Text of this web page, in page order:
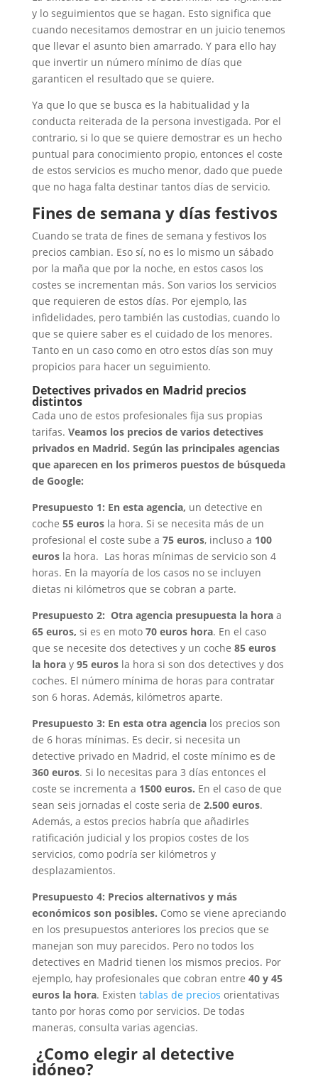
y lo seguimientos que se hagan. Esto significa que
cuando necesitamos demostrar en un juicio tenemos
que llevar el asunto bien amarrado. Y para ello hay
que invertir un número mínimo de días que
garanticen el resultado que se quiere.
Ya que lo que se busca es la habitualidad y la
conducta reiterada de la persona investigada. Por el
contrario, si lo que se quiere demostrar es un hecho
puntual para conocimiento propio, entonces el coste
de estos servicios es mucho menor, dado que puede
que no haga falta destinar tantos días de servicio.
Fines de semana y días festivos
Cuando se trata de fines de semana y festivos los
precios cambian. Eso sí, no es lo mismo un sábado
por la maña que por la noche, en estos casos los
costes se incrementan más. Son varios los servicios
que requieren de estos días. Por ejemplo, las
infidelidades, pero también las custodias, cuando lo
que se quiere saber es el cuidado de los menores.
Tanto en un caso como en otro estos días son muy
propicios para hacer un seguimiento.
Detectives privados en Madrid precios
distintos
Cada uno de estos profesionales fija sus propias
tarifas. Veamos los precios de varios detectives
privados en Madrid. Según las principales agencias
que aparecen en los primeros puestos de búsqueda
de Google:
Presupuesto 1: En esta agencia, un detective en
coche 55 eurosla hora. Si se necesita más de un
profesional el coste sube a 75 euros, incluso a 100
eurosla hora. Las horas mínimas de servicio son 4
horas. En la mayoría de los casos no se incluyen
dietas ni kilómetros que se cobran a parte.
Presupuesto 2: Otra agencia presupuesta la horaa
65 euros, si es en moto 70 euros hora. En el caso
que se necesite dos detectives y un coche 85 euros
la horay 95 euros la hora si son dos detectives y dos
coches. El número mínima de horas para contratar
son 6 horas. Además, kilómetros aparte.
Presupuesto 3: En esta otra agencialos precios son
de 6 horas mínimas. Es decir, si necesita un
detective privado en Madrid, el coste mínimo es de
360 euros. Si lo necesitas para 3 días entonces el
coste se incrementa a 1500 euros. En el caso de que
sean seis jornadas el coste seria de 2.500 euros.
Además, a estos precios habría que añadirles
ratificación judicial y los propios costes de los
servicios, como podría ser kilómetros y
desplazamientos.
Presupuesto 4: Precios alternativos y más
económicos son posibles. Como se viene apreciando
en los presupuestos anteriores los precios que se
manejan son muy parecidos. Pero no todos los
detectives en Madrid tienen los mismos precios. Por
ejemplo, hay profesionales que cobran entre 40 y 45
euros la hora. Existen tablas de precios orientativas
tanto por horas como por servicios. De todas
maneras, consulta varias agencias.
¿Como elegir al detective
idóneo?